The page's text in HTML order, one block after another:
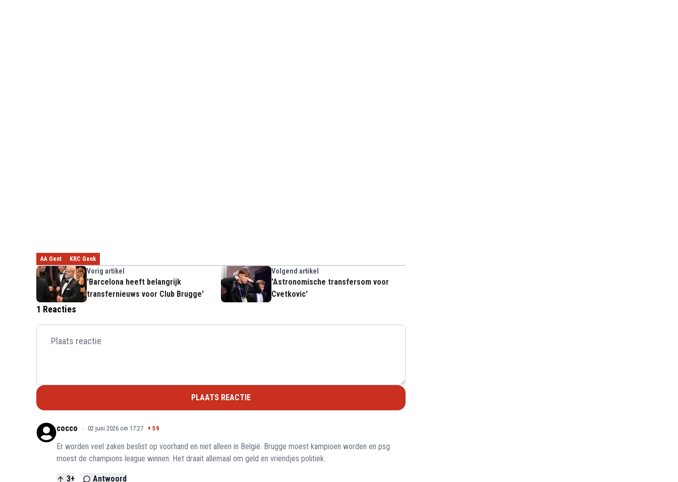
AA Gent KRC Genk
Vorig artikel
'Barcelona heeft belangrijk
transfernieuws voor Club Brugge'
Volgend artikel
'Astronomische transfersom voor
Cvetkovic'
1 Reacties
PLAATS REACTIE
cocco 02 juni 2026 om 17:27 + 59
Er worden veel zaken beslist op voorhand en niet alleen in België. Brugge moest kampioen worden en psg
moest de champions league winnen. Het draait allemaal om geld en vriendjes politiek.
3+ Antwoord